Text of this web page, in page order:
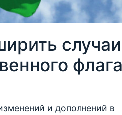
случаи
флага
и дополнений в